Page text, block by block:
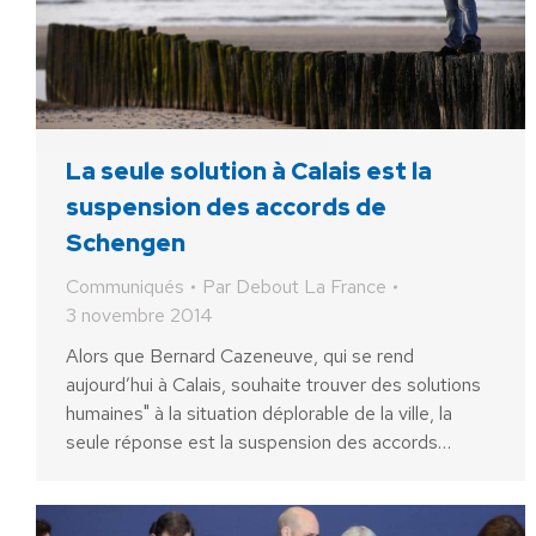
La seule solution à Calais est la
suspension des accords de
Schengen
Communiqués Par Debout La France
3 novembre 2014
Alors que Bernard Cazeneuve, qui se rend
aujourd’hui à Calais, souhaite trouver des solutions
humaines" à la situation déplorable de la ville, la
seule réponse est la suspension des accords…